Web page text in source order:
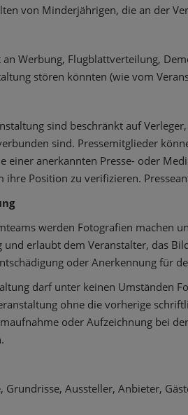
von Minderjährigen, die an der
Werbung, Flugblattverteilung,
stören könnten (wie vom
sind beschränkt auf
sind. Pressemitglieder
einer anerkannten Presse- oder
ihre Position zu verifizieren.
werden Fotografien machen
erlaubt dem Veranstalter, das
oder Anerkennung für
darf unter keinen Umständen
ohne die vorherige
oder Aufzeichnung bei
Grundrisse, Aussteller, Anbieter,